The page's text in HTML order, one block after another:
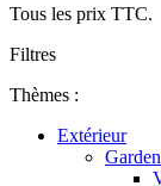
Tous les prix TTC.
Filtres
Thèmes :
Extérieur